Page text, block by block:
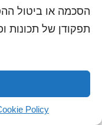
הסכמה או ביטול
תפקודן של תכונות
Policy